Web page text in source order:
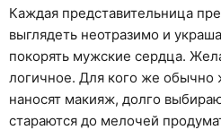
Общество
Рассказать новость
Каждая представительница
выглядеть неотразимо и
покорять мужские сердца.
логичное. Для кого же
наносят макияж, долго
стараются до мелочей